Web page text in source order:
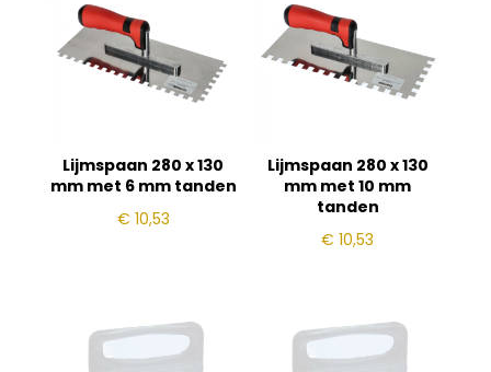
Lijmspaan 280 x 130
mm met 6 mm tanden
€ 10,53
Lijmspaan 280 x 130
mm met 10 mm
tanden
€ 10,53